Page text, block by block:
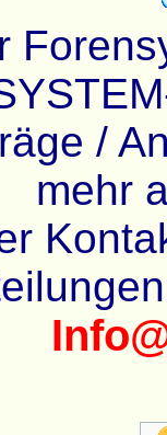
/
mehr